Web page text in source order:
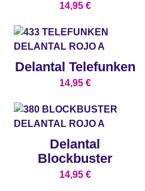
14,95 €
Delantal Telefunken
14,95 €
Delantal
Blockbuster
14,95 €